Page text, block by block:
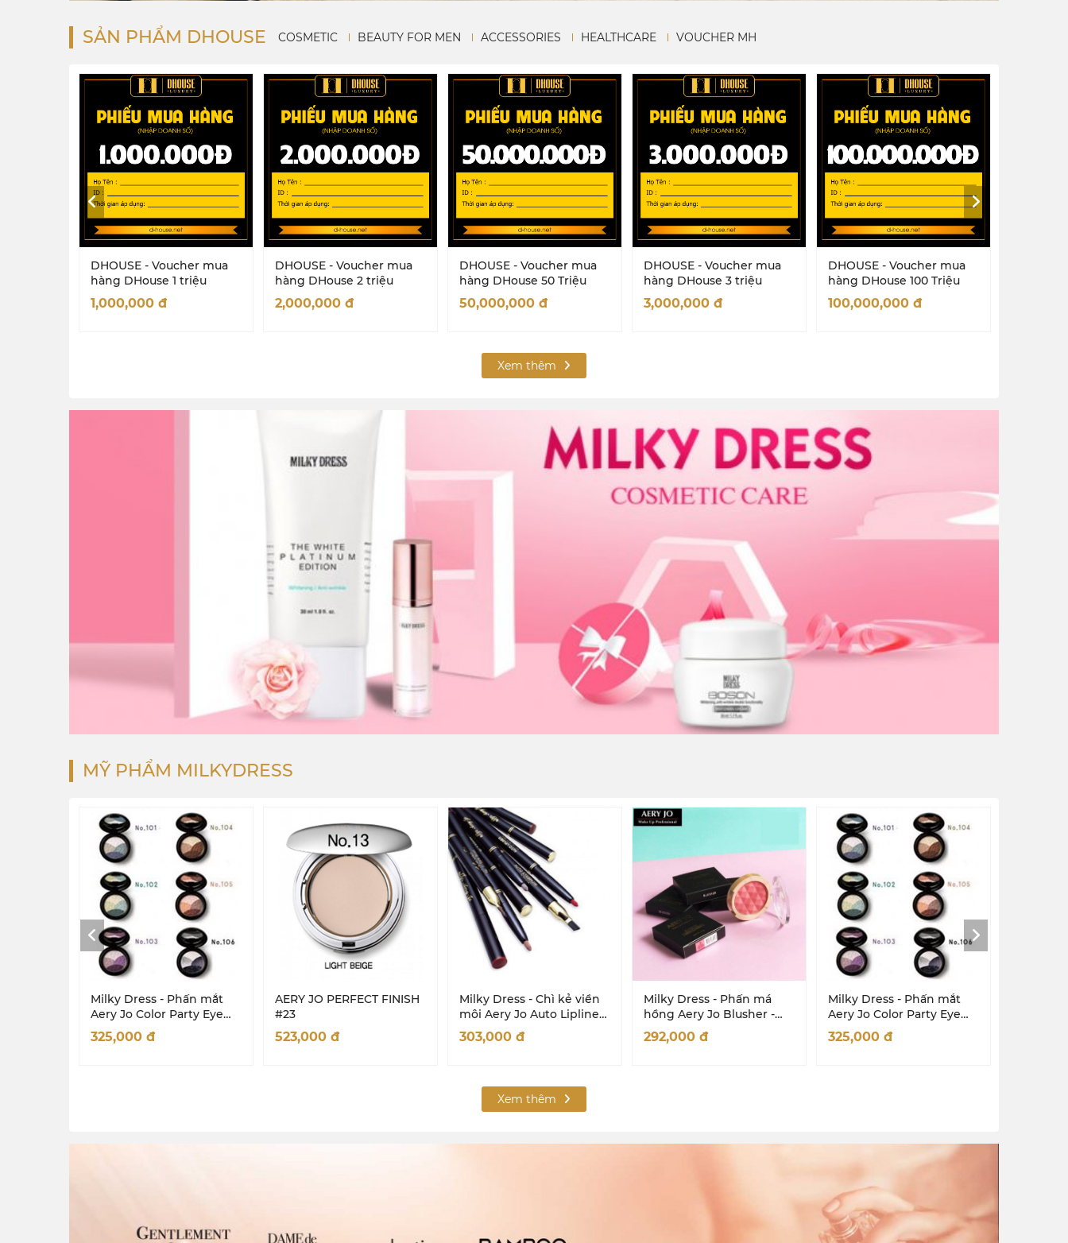
SẢN PHẨM DHOUSE COSMETIC BEAUTY FOR MEN ACCESSORIES HEALTHCARE VOUCHER MH
DHOUSE - Voucher mua
hàng DHouse 1 triệu
1,000,000 đ
DHOUSE - Voucher mua
hàng DHouse 2 triệu
2,000,000 đ
DHOUSE - Voucher mua
hàng DHouse 50 Triệu
50,000,000 đ
DHOUSE - Voucher mua
hàng DHouse 3 triệu
3,000,000 đ
DHOUSE - Voucher mua
hàng DHouse 100 Triệu
100,000,000 đ
Xem thêm
MỸ PHẨM MILKYDRESS
Milky Dress - Phấn mắt
Aery Jo Color Party Eye
Shadow #No 102 Green
Party
325,000 đ
AERY JO PERFECT FINISH
#23
523,000 đ
Milky Dress - Chì kẻ viền
môi Aery Jo Auto Lipliner
- #No12 - Chocolate
303,000 đ
Milky Dress - Phấn má
hồng Aery Jo Blusher -
Mango -No2 (San hô)
292,000 đ
Milky Dress - Phấn mắt
Aery Jo Color Party Eye
Shadow #No 103 Purple
Party
325,000 đ
Xem thêm